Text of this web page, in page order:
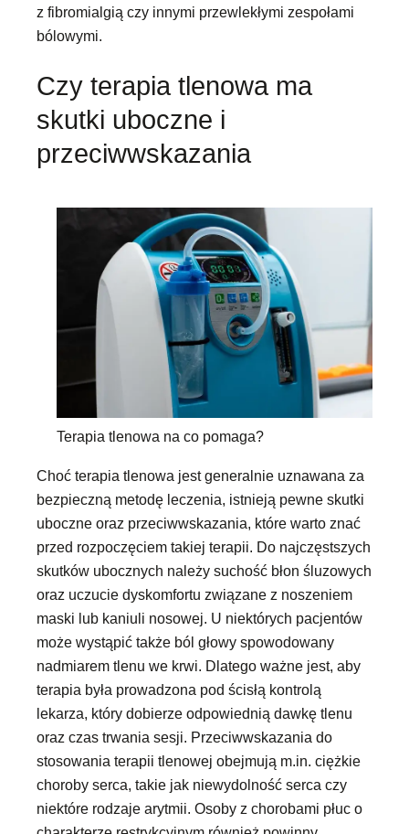
z fibromialgią czy innymi przewlekłymi zespołami
bólowymi.
Czy terapia tlenowa ma
skutki uboczne i
przeciwwskazania
Terapia tlenowa na co pomaga?
Choć terapia tlenowa jest generalnie uznawana za
bezpieczną metodę leczenia, istnieją pewne skutki
uboczne oraz przeciwwskazania, które warto znać
przed rozpoczęciem takiej terapii. Do najczęstszych
skutków ubocznych należy suchość błon śluzowych
oraz uczucie dyskomfortu związane z noszeniem
maski lub kaniuli nosowej. U niektórych pacjentów
może wystąpić także ból głowy spowodowany
nadmiarem tlenu we krwi. Dlatego ważne jest, aby
terapia była prowadzona pod ścisłą kontrolą
lekarza, który dobierze odpowiednią dawkę tlenu
oraz czas trwania sesji. Przeciwwskazania do
stosowania terapii tlenowej obejmują m.in. ciężkie
choroby serca, takie jak niewydolność serca czy
niektóre rodzaje arytmii. Osoby z chorobami płuc o